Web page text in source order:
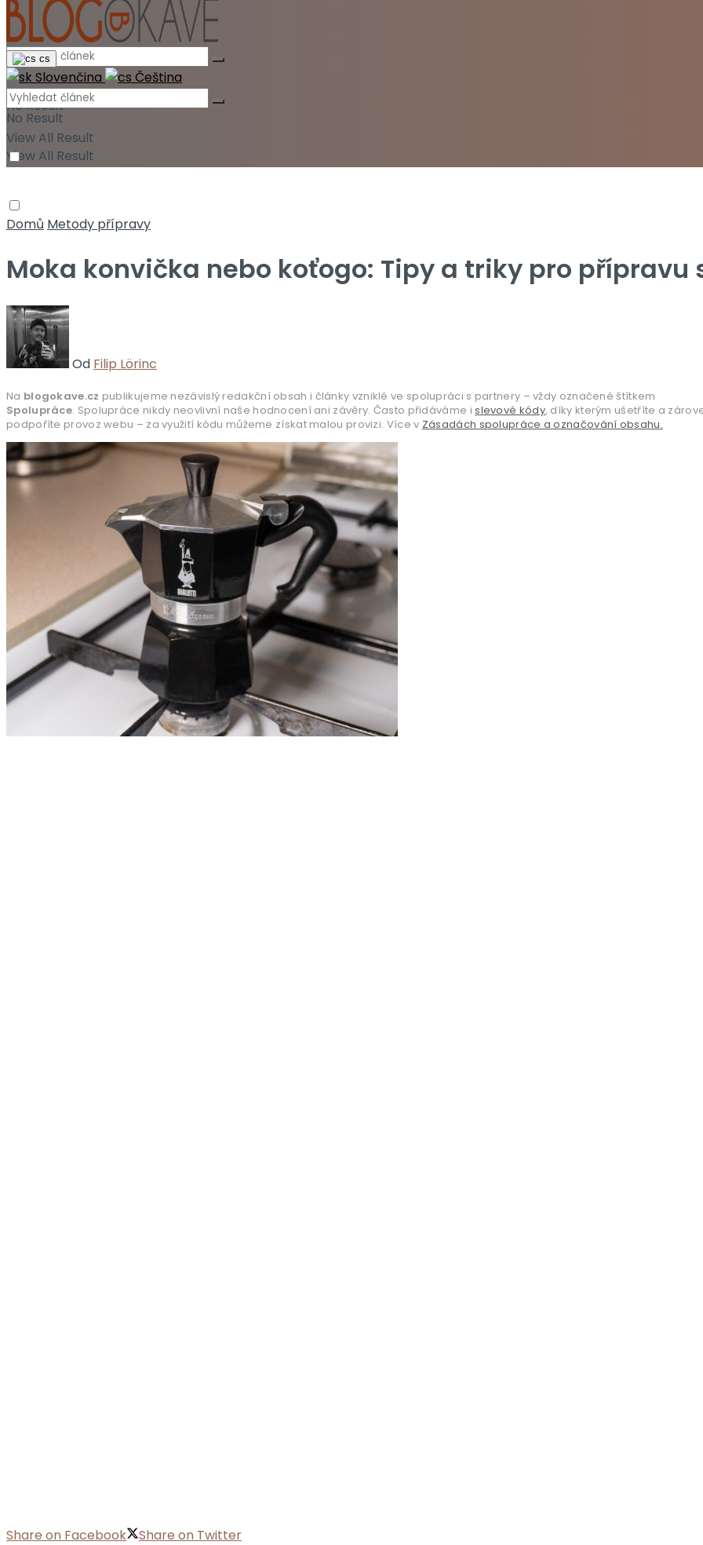
No Result
View All Result
cs
Slovenčina Čeština
No Result
View All Result
Domů Metody přípravy
Moka konvička nebo koťogo: Tipy a triky pro přípravu
Od Filip Lörinc
Na blogokave.cz publikujeme nezávislý redakční obsah i články vzniklé ve spolupráci s partnery – vždy označené štítkem
Spolupráce. Spolupráce nikdy neovlivní naše hodnocení ani závěry. Často přidáváme islevové kódy, díky kterým ušetříte a
podpoříte provoz webu – za využití kódu můžeme získat malou provizi. Více v Zásadách spolupráce a označování obsahu.
Share on Facebook Share on Twitter